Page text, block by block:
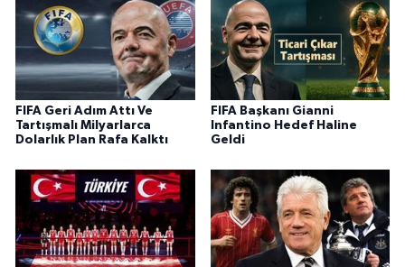
FIFA Geri Adım Attı Ve
Tartışmalı Milyarlarca
Dolarlık Plan Rafa Kalktı
FIFA Başkanı Gianni
Infantino Hedef Haline
Geldi